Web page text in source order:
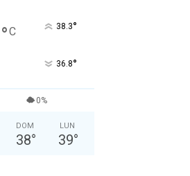
°C 38.3°
36.8°
0%
DOM
38°
LUN
39°